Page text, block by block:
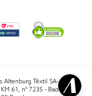
Têxtil SA- CNPJ
61, nº 7235 - Badenfurt,